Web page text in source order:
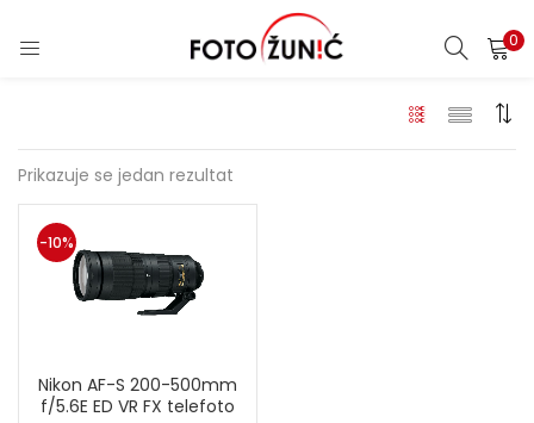
0
Prikazuje se jedan rezultat
-10%
Nikon AF-S 200-500mm
f/5.6E ED VR FX telefoto